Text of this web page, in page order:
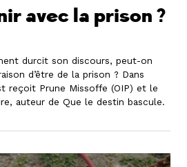
avec la prison ?
durcit son discours, peut-on
d’être de la prison ? Dans
reçoit Prune Missoffe (OIP) et le
auteur de Que le destin bascule.